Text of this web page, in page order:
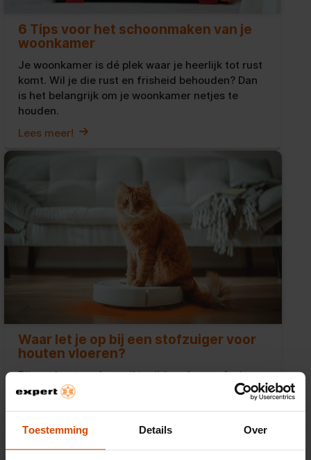
Toestemming Details Over
6 Tips voor het schoonmaken van je
woonkamer
Je woonkamer is dé plek waar je heerlijk tot rust
komt. Wil je die rust en frisheid behouden? Dan
is het belangrijk om je woonkamer netjes te
houden.
Lees meer!
Waar let je op bij een stofzuiger voor
houten vloeren?
Bij een houten vloer wil je tijdens het stofzuigen
krassen voorkomen. Daarom is het belangrijk de